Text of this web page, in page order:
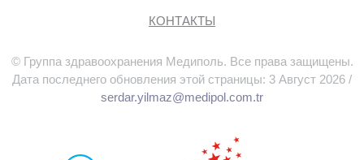
КОНТАКТЫ
© Группа здравоохранения Медиполь. Все права защищены.
Дата последнего обновления этой страницы: 3 Август 2026 /
serdar.yilmaz@medipol.com.tr